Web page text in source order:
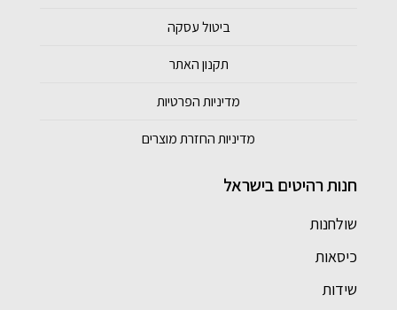
ביטול עסקה
תקנון האתר
מדיניות הפרטיות
מדיניות החזרת מוצרים
חנות רהיטים בישראל
שולחנות
כיסאות
שידות